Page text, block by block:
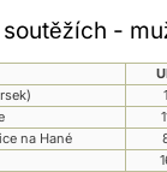
-
na Hané